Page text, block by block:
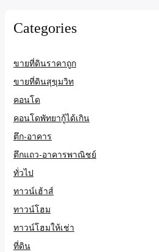
Categories
ขายที่ดินราคาถูก
ขายที่ดินสุขุมวิท
คอนโด
คอนโดพัทยากู้ได้เกิน
ตึก-อาคาร
ตึกแถว-อาคารพาณิชย์
ทั่วไป
ทาวน์เฮ้าส์
ทาวน์โฮม
ทาวน์โฮมให้เช่า
ที่ดิน